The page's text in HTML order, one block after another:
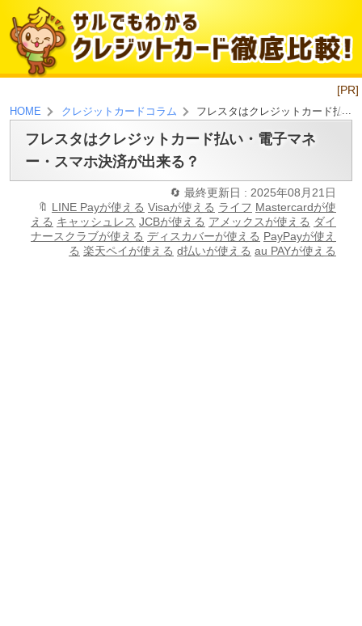
[PR]
HOME クレジットカードコラム フレスタはクレジットカード払い
フレスタはクレジットカード払い・電子マネ
ー・スマホ決済が出来る？
最終更新日 : 2025年08月21日
LINE Payが使える Visaが使える ライフ Mastercardが使
える キャッシュレス JCBが使える アメックスが使える ダイ
ナースクラブが使える ディスカバーが使える PayPayが使え
る 楽天ペイが使える d払いが使える au PAYが使える